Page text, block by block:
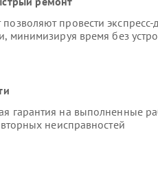
провести экспресс-
минимизируя время без
гарантия на выполненные
неисправностей